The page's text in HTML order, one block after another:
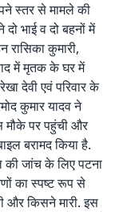
स्तर से मामले की
भाई व दो बहनों में
रासिका कुमारी,
में मृतक के घर में
देवी एवं परिवार के
कुमार यादव ने
मौके पर पहुंची और
बरामद किया है.
जांच के लिए पटना
का स्पष्ट रूप से
और किसने मारी. इस